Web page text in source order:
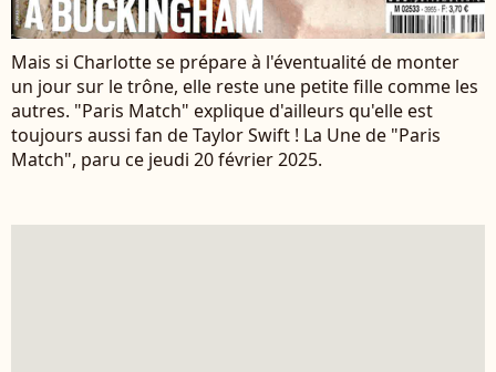
Mais si Charlotte se prépare à l'éventualité de monter
un jour sur le trône, elle reste une petite fille comme les
autres. "Paris Match" explique d'ailleurs qu'elle est
toujours aussi fan de Taylor Swift ! La Une de "Paris
Match", paru ce jeudi 20 février 2025.